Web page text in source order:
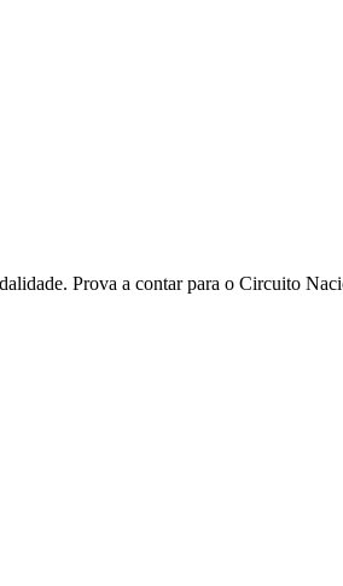
Prova a contar para o Circuito